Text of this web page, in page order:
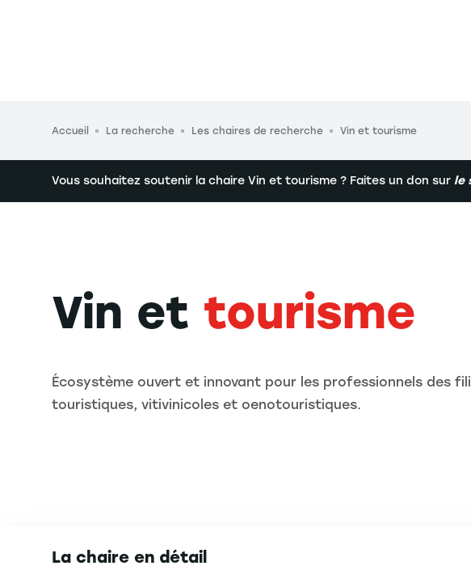
Fil d'Ariane
Accueil La recherche Les chaires de recherche Vin et tourisme
Vous souhaitez soutenir la chaire Vin et tourisme ? Faites un don sur le
Vin et tourisme
Écosystème ouvert et innovant pour les professionnels des
touristiques, vitivinicoles et oenotouristiques.
La chaire en détail